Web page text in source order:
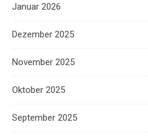
Januar 2026
Dezember 2025
November 2025
Oktober 2025
September 2025